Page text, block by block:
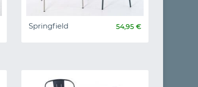
Springfield 54,95 €